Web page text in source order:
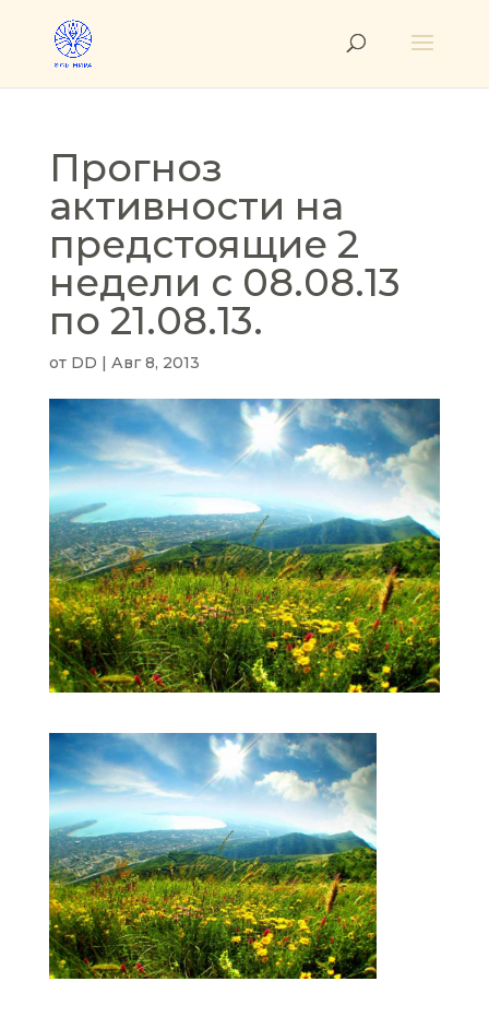
Прогноз
активности на
предстоящие 2
недели с 08.08.13
по 21.08.13.
от DD | Авг 8, 2013